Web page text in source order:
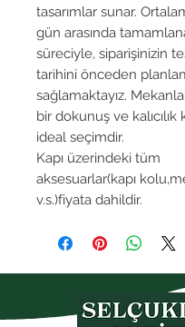
tasarımlar sunar.
gün arasında
süreciyle, siparişinizin
tarihini önceden
sağlamaktayız.
bir dokunuş ve
ideal seçimdir.
Kapı üzerindeki tüm
aksesuarlar(kapı
v.s.)fiyata dahildir.